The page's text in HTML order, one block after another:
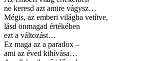
ne keresd azt amire vágysz…
Mégis, az emberi világba vetítve,
lásd önmagad értékében
ezt a változást…
Ez maga az a paradox –
ami az éved kihívása…